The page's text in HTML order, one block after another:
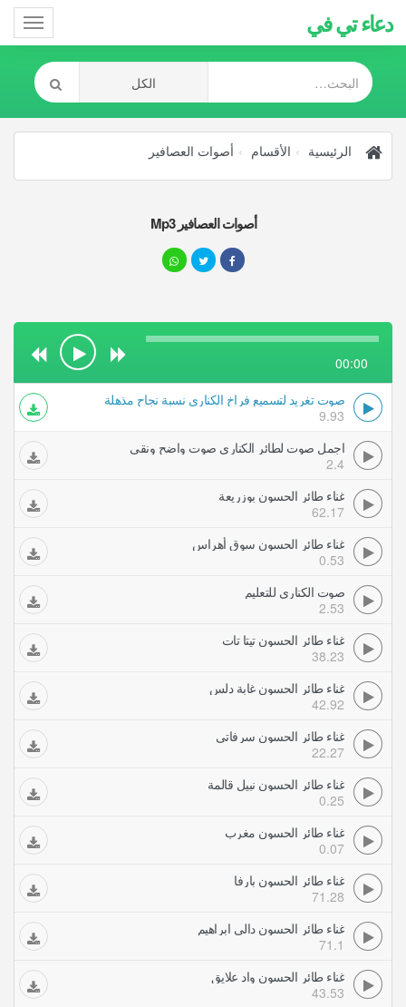
دعاء تي في
الرئيسية الأقسام أصوات العصافير
أصوات العصافير Mp3
00:00
صوت تغريد لتسميع فراخ الكناري نسبة نجاح مذهلة
9.93
اجمل صوت لطائر الكناري صوت واضح ونقي
2.4
غناء طائر الحسون بوزريعة
62.17
غناء طائر الحسون سوق أهراس
0.53
صوت الكناري للتعليم
2.53
غناء طائر الحسون تيتا تات
38.23
غناء طائر الحسون غابة دلس
42.92
غناء طائر الحسون سرفاتي
22.27
غناء طائر الحسون نبيل قالمة
0.25
غناء طائر الحسون مغرب
0.07
غناء طائر الحسون بارفا
71.28
غناء طائر الحسون دالي ابراهيم
71.1
غناء طائر الحسون واد علايق
43.53